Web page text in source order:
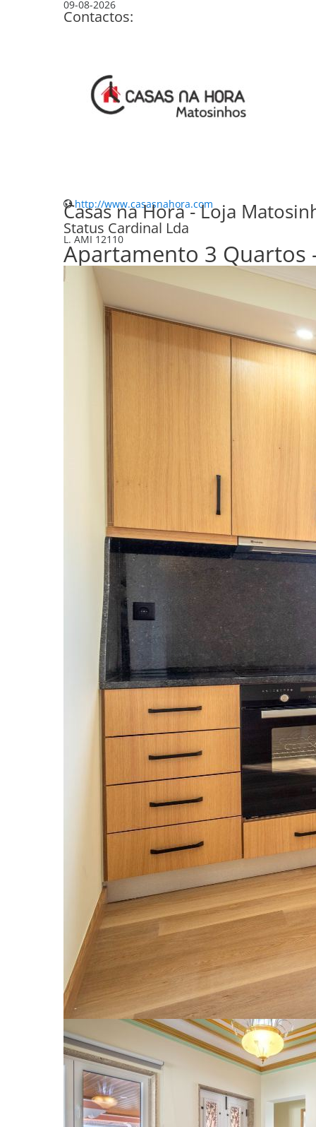
09-08-2026
Contactos:
Casas na Hora - Loja
Status Cardinal Lda
L. AMI 12110
+351 229 381 500
(Chamada para a rede fixa nacional)
http://www.casasnahora.com
Apartamento 3 Quartos